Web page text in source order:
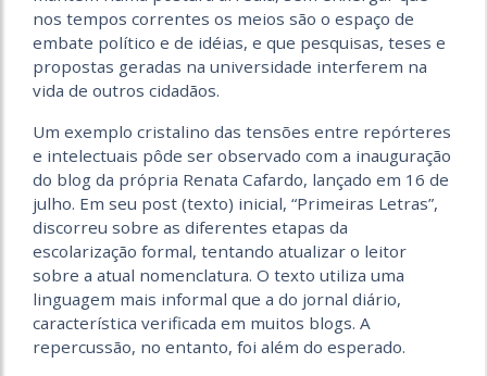
nos tempos correntes os meios são o espaço de
embate político e de idéias, e que pesquisas, teses e
propostas geradas na universidade interferem na
vida de outros cidadãos.
Um exemplo cristalino das tensões entre repórteres
e intelectuais pôde ser observado com a inauguração
do blog da própria Renata Cafardo, lançado em 16 de
julho. Em seu post (texto) inicial, “Primeiras Letras”,
discorreu sobre as diferentes etapas da
escolarização formal, tentando atualizar o leitor
sobre a atual nomenclatura. O texto utiliza uma
linguagem mais informal que a do jornal diário,
característica verificada em muitos blogs. A
repercussão, no entanto, foi além do esperado.